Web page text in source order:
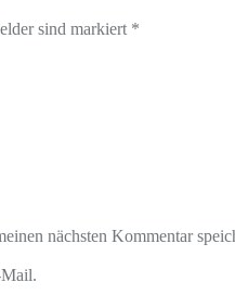
sind markiert *
nächsten Kommentar